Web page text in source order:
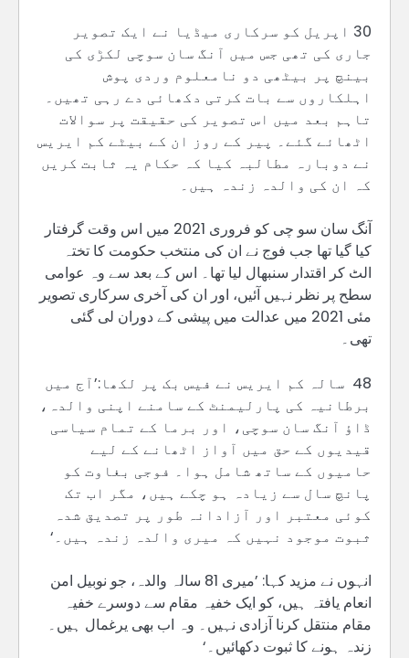
30 اپریل کو سرکاری میڈیا نے ایک تصویر
جاری کی تھی جس میں آنگ سان سوچی لکڑی کی
بینچ پر بیٹھی دو نامعلوم وردی پوش
اہلکاروں سے بات کرتی دکھائی دے رہی تھیں۔
تاہم بعد میں اس تصویر کی حقیقت پر سوالات
اٹھائے گئے۔ پیر کے روز ان کے بیٹے کم ایریس
نے دوبارہ مطالبہ کیا کہ حکام یہ ثابت کریں
کہ ان کی والدہ زندہ ہیں۔
آنگ سان سو چی کو فروری 2021 میں اس وقت گرفتار
کیا گیا تھا جب فوج نے ان کی منتخب حکومت کا تختہ
الٹ کر اقتدار سنبھال لیا تھا۔ اس کے بعد سے وہ عوامی
سطح پر نظر نہیں آئیں، اور ان کی آخری سرکاری تصویر
مئی 2021 میں عدالت میں پیشی کے دوران لی گئی
تھی۔
48 سالہ کم ایریس نے فیس بک پر لکھا:’آج میں
برطانیہ کی پارلیمنٹ کے سامنے اپنی والدہ،
ڈاؤ آنگ سان سوچی، اور برما کے تمام سیاسی
قیدیوں کے حق میں آواز اٹھانے کے لیے
حامیوں کے ساتھ شامل ہوا۔ فوجی بغاوت کو
پانچ سال سے زیادہ ہو چکے ہیں، مگر اب تک
کوئی معتبر اور آزادانہ طور پر تصدیق شدہ
ثبوت موجود نہیں کہ میری والدہ زندہ ہیں۔‘
انہوں نے مزید کہا: ’میری 81 سالہ والدہ، جو نوبیل امن
انعام یافتہ ہیں، کو ایک خفیہ مقام سے دوسرے خفیہ
مقام منتقل کرنا آزادی نہیں۔ وہ اب بھی یرغمال ہیں۔
زندہ ہونے کا ثبوت دکھائیں۔‘